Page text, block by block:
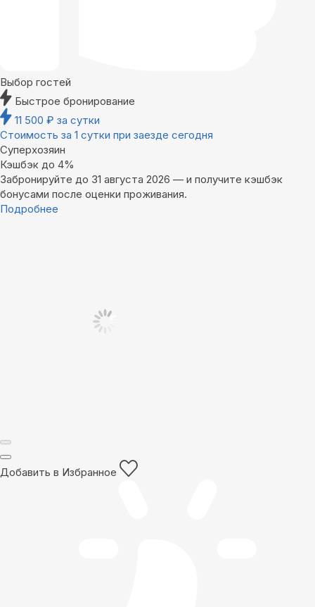
Выбор гостей
Быстрое бронирование
11 500 ₽ за сутки
Стоимость за 1 сутки при заезде сегодня
Суперхозяин
Кэшбэк до 4%
Забронируйте до 31 августа 2026 — и получите кэшбэк
бонусами после оценки проживания.
Подробнее
Добавить в Избранное